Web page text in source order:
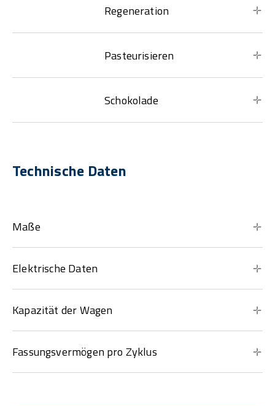
Regeneration
Pasteurisieren
Schokolade
Technische Daten
Maße
Elektrische Daten
Kapazität der Wagen
Fassungsvermögen pro Zyklus